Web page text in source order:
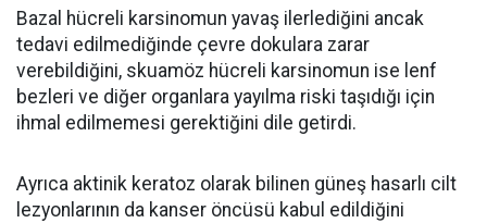
Bazal hücreli karsinomun yavaş ilerlediğini ancak
tedavi edilmediğinde çevre dokulara zarar
verebildiğini, skuamöz hücreli karsinomun ise lenf
bezleri ve diğer organlara yayılma riski taşıdığı için
ihmal edilmemesi gerektiğini dile getirdi.
Ayrıca aktinik keratoz olarak bilinen güneş hasarlı cilt
lezyonlarının da kanser öncüsü kabul edildiğini